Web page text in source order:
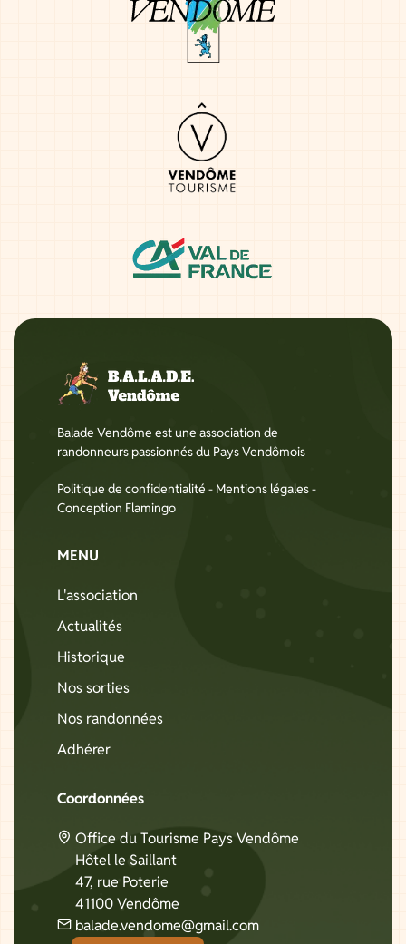
Balade Vendôme est une association de
randonneurs passionnés du Pays Vendômois
Politique de confidentialité - Mentions légales-
Conception Flamingo
MENU
L'association
Actualités
Historique
Nos sorties
Nos randonnées
Adhérer
Coordonnées
Office du Tourisme Pays Vendôme
Hôtel le Saillant
47, rue Poterie
41100 Vendôme
balade.vendome@gmail.com